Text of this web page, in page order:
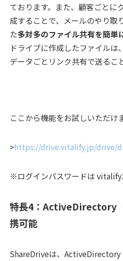
ております。また、顧客ごとに
成することで、メールのやり取
た多対多のファイル共有を簡単
ドライブに作成したファイルは
データごとリンク共有で送るこ
ここから機能をお試しいただけ
>https://drive.vitalify.jp/drive/
※ログインパスワードは
特長4：ActiveDirectory
携可能
ShareDriveは、